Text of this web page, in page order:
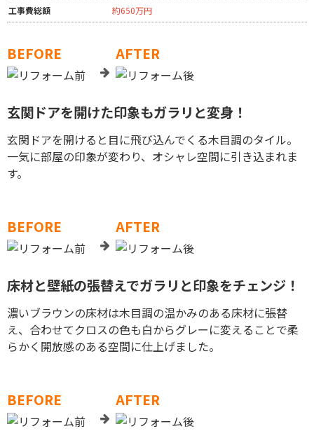
工事費総額
約650万円
BEFORE AFTER
玄関ドアを開けた印象もガラリと変身！
玄関ドアを開けると目に飛び込んでくる木目調のタイル。
一気に部屋の印象が変わり、オシャレ空間に引き込まれま
す。
BEFORE AFTER
床材と壁紙の張替えでガラリと印象をチェンジ！
濃いブラウンの床材は木目調の温かみのある床材に張替
え、合わせてクロスの色も白からグレーに変えることで柔
らかく開放感のある空間に仕上げました。
BEFORE AFTER